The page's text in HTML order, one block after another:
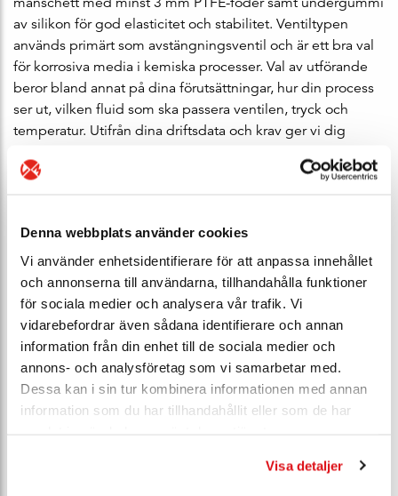
Denna webbplats använder cookies
Vi använder enhetsidentifierare för att anpassa innehållet
och annonserna till användarna, tillhandahålla funktioner
för sociala medier och analysera vår trafik. Vi
vidarebefordrar även sådana identifierare och annan
information från din enhet till de sociala medier och
annons- och analysföretag som vi samarbetar med.
Dessa kan i sin tur kombinera informationen med annan
information som du har tillhandahållit eller som de har
Visa detaljer
av silikon för god elasticitet och stabilitet. Ventiltypen
används primärt som avstängningsventil och är ett bra val
för korrosiva media i kemiska processer. Val av utförande
beror bland annat på dina förutsättningar, hur din process
ser ut, vilken fluid som ska passera ventilen, tryck och
temperatur. Utifrån dina driftsdata och krav ger vi dig
känna dig trygg med ditt val av linad vridspjällventil.
applikationer
Ventims linade vridspjällventiler är speciellt utformade för
att hantera aggressiva, frätande och högkorrosiva media
som ofta förekommer inom processindustrin,
läkemedelsindustrin och livsmedelsindustrin. Dessa
ventiler är utrustade med ett tvådelat ventilhus och en
spjällskiva i ett stycke, vilket tillsammans med en
manschett med minst 3 mm PTFE-foder och undergummi